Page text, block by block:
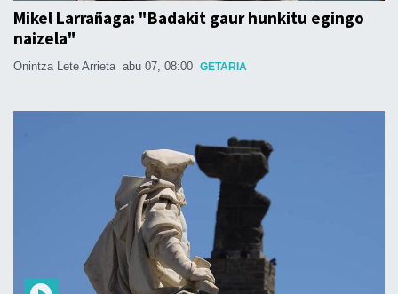
Mikel Larrañaga: "Badakit gaur hunkitu egingo
naizela"
Onintza Lete Arrieta abu 07, 08:00 GETARIA